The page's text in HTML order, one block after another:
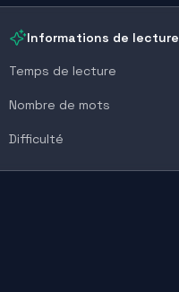
Informations de lecture
Temps de lecture
Nombre de mots
Difficulté